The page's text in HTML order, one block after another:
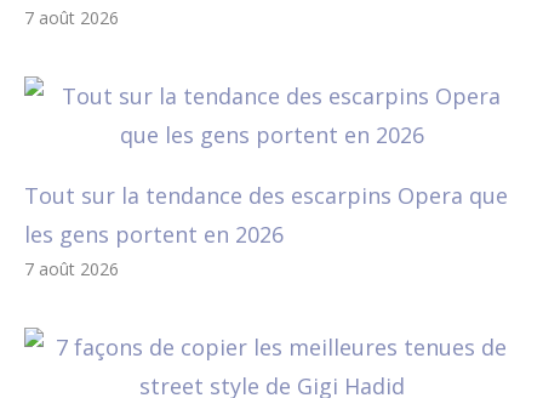
7 août 2026
Tout sur la tendance des escarpins Opera que
les gens portent en 2026
7 août 2026